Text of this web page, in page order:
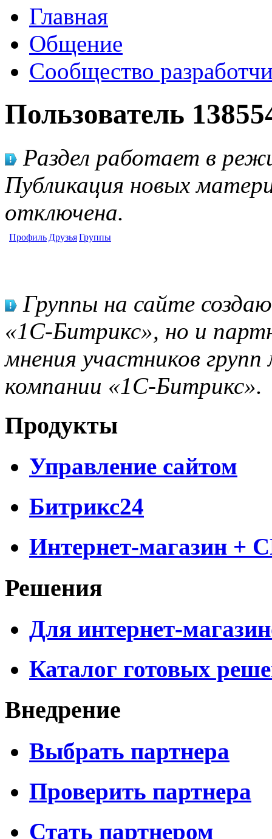
Главная
Общение
Сообщество
Пользователь
Раздел работает в
Публикация новых
отключена.
Профиль ДрузьяГруппы
Группы на сайте
«1С-Битрикс», но и
мнения участников
компании «1С-Битрикс».
Продукты
Управление сайтом
Битрикс24
Интернет-магазин +
Решения
Для интернет-
Каталог готовых
Внедрение
Выбрать партнера
Проверить партнера
Стать партнером